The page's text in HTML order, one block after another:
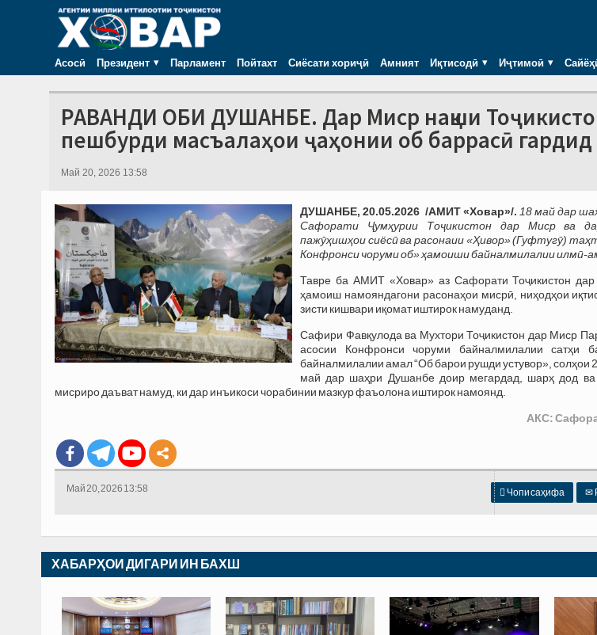
Асосӣ Президент Парламент Пойтахт Сиёсати хориҷӣ Амният Иқтисодӣ Иҷтимоӣ
РАВАНДИ ОБИ ДУШАНБЕ. Дар Миср нақши
пешбурди масъалаҳои ҷаҳонии об баррасӣ гардид
Май 20, 2026 13:58
ДУШАНБЕ, 20.05.2026 /АМИТ «Ховар»/. 18 май дар
Сафорати Ҷумҳурии Тоҷикистон дар Миср ва
пажӯҳишҳои сиёсӣ ва расонаии «Ҳивор» (Гуфтугӯ)
Конфронси чоруми об» ҳамоиши байналмилалии илмӣ-
Тавре ба АМИТ «Ховар» аз Сафорати Тоҷикистон
ҳамоиш намояндагони расонаҳои мисрӣ, ниҳодҳои
зисти кишвари иқомат иштирок намуданд.
Сафири Фавқулода ва Мухтори Тоҷикистон дар Миср
асосии Конфронси чоруми байналмилалии сатҳи
байналмилалии амал “Об барои рушди устувор», солҳои
май дар шаҳри Душанбе доир мегардад, шарҳ дод ва
мисриро даъват намуд, ки дар инъикоси чорабинии мазкур фаъолона иштирок намоянд.
АКС:
 Чопи саҳифа ✉
Май 20, 2026 13:58
ХАБАРҲОИ ДИГАРИ ИН БАХШ